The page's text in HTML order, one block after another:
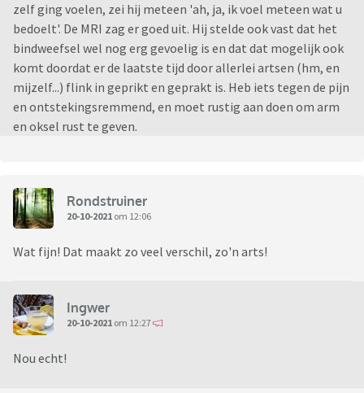
zelf ging voelen, zei hij meteen 'ah, ja, ik voel meteen wat u
bedoelt'. De MRI zag er goed uit. Hij stelde ook vast dat het
bindweefsel wel nog erg gevoelig is en dat dat mogelijk ook
komt doordat er de laatste tijd door allerlei artsen (hm, en
mijzelf...) flink in geprikt en geprakt is. Heb iets tegen de pijn
en ontstekingsremmend, en moet rustig aan doen om arm
en oksel rust te geven.
Rondstruiner
20-10-2021 om 12:06
Wat fijn! Dat maakt zo veel verschil, zo'n arts!
Ingwer
20-10-2021 om 12:27
Nou echt!